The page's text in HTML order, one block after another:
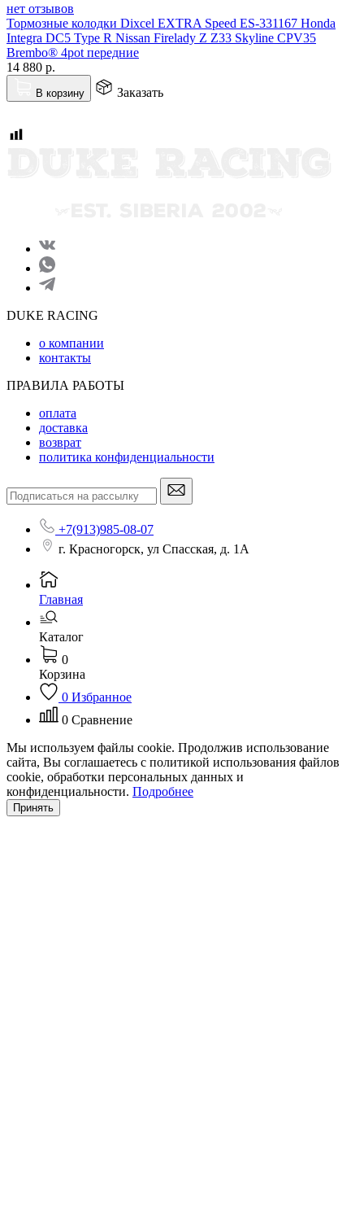
нет отзывов
Тормозные колодки Dixcel EXTRA Speed ES-331167 Honda
Integra DC5 Type R Nissan Firelady Z Z33 Skyline CPV35
Brembo® 4pot передние
14 880 р.
В корзину Заказать
DUKE RACING
о компании
контакты
ПРАВИЛА РАБОТЫ
оплата
доставка
возврат
политика конфиденциальности
+7(913)985-08-07
г. Красногорск, ул Спасская, д. 1А
Главная
Каталог
0
Корзина
0 Избранное
0 Сравнение
Мы используем файлы cookie. Продолжив использование
сайта, Вы соглашаетесь с политикой использования файлов
cookie, обработки персональных данных и
конфиденциальности. Подробнее
Принять